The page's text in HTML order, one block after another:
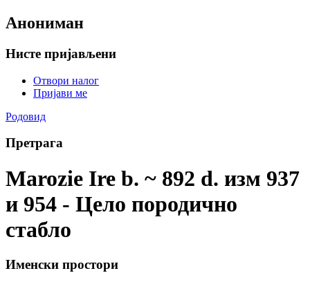
Анониман
Нисте пријављени
Отвори налог
Пријави ме
Родовид
Претрага
Marozie Ire b. ~ 892 d. изм 937
и 954 - Цело породично
стабло
Именски простори